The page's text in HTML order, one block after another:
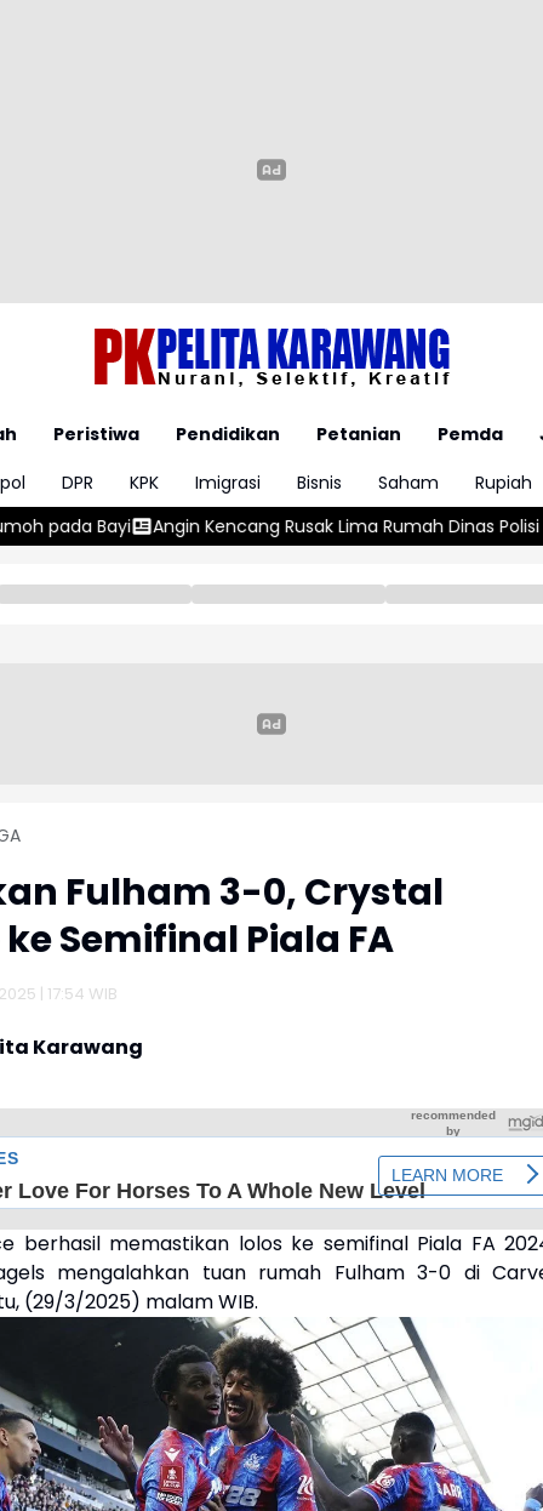
Peristiwa Pendidikan Petanian Pemda
DPR KPK Imigrasi Bisnis Saham Rupiah
Rusak Lima Rumah Dinas Polisi di Aspol Lamteumen
Fulham 3-0, Crystal
Semifinal Piala FA
| 17:54 WIB
Karawang
berhasil memastikan lolos ke semifinal Piala FA
mengalahkan tuan rumah Fulham 3-0 di
(29/3/2025) malam WIB.